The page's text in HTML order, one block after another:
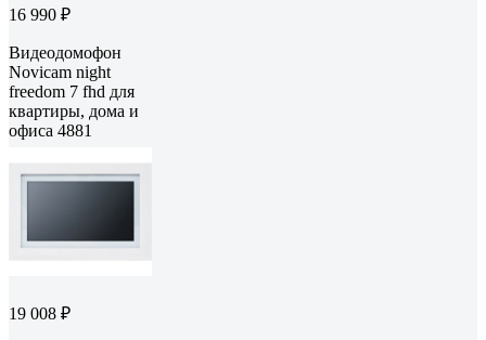
16 990 ₽
Видеодомофон
Novicam night
freedom 7 fhd для
квартиры, дома и
офиса 4881
19 008 ₽